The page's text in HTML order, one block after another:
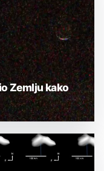
Zemlju kako